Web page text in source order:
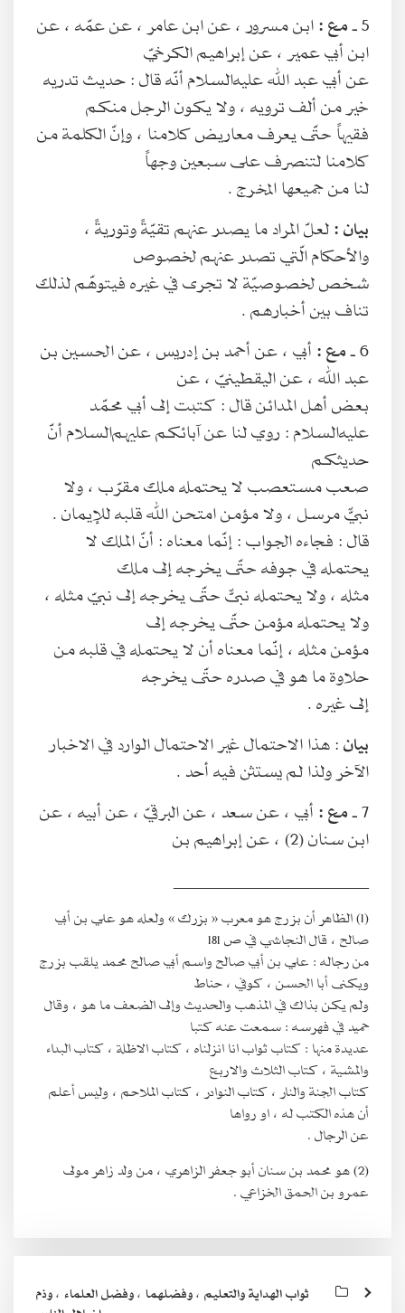
5 ـ مع :ابن مسرور ، عن ابن عامر ، عن عمّه ، عن
ابن أبي عمير ، عن إبراهيم الكرخيّ
عن أبي عبد الله عليه‌السلام أنّه قال : حديث تدريه
خير من ألف ترويه ، ولا يكون الرجل منكم
فقيهاً حتّى يعرف معاريض كلامنا ، وإنّ الكلمة من
كلامنا لتنصرف على سبعين وجهاً
لنا من جميعها المخرج .
بيان :لعلّ المراد ما يصدر عنهم تقيّةً وتوريةً ،
والأحكام الّتي تصدر عنهم لخصوص
شخص لخصوصيّة لا تجرى في غيره فيتوهّم لذلك
تناف بين أخبارهم .
6 ـ مع :أبي ، عن أحمد بن إدريس ، عن الحسين بن
عبد الله ، عن اليقطينيّ ، عن
بعض أهل المدائن قال : كتبت إلى أبي محمّد
عليه‌السلام : روي لنا عن آبائكم عليهم‌السلام أنّ
حديثكم
صعب مستعصب لا يحتمله ملك مقرّب ، ولا
نبيٌّ مرسل ، ولا مؤمن امتحن الله قلبه للإيمان .
قال : فجاءه الجواب : إنّما معناه : أنّ الملك لا
يحتمله في جوفه حتّى يخرجه إلى ملك
مثله ، ولا يحتمله نبىٌّ حتّى يخرجه إلى نبيّ مثله ،
ولا يحتمله مؤمن حتّى يخرجه إلى
مؤمن مثله ، إنّما معناه أن لا يحتمله في قلبه من
حلاوة ما هو في صدره حتّى يخرجه
إلى غيره .
بيان: هذا الاحتمال غير الاحتمال الوارد في الاخبار
الآخر ولذا لم يستثن فيه أحد .
7 ـ مع :أبي ، عن سعد ، عن البرقيّ ، عن أبيه ، عن
ابن سنان (2) ، عن إبراهيم بن
(1) الظاهر أن بزرج هو معرب « بزرك » ولعله هو علي بن أبي
صالح ، قال النجاشي في ص 181
من رجاله : علي بن أبي صالح واسم أبي صالح محمد يلقب بزرج
ويكنى أبا الحسن ، كوفي ، حناط
ولم يكن بذاك في المذهب والحديث وإلى الضعف ما هو ، وقال
حميد في فهرسه : سمعت عنه كتبا
عديدة منها : كتاب ثواب انا انزلناه ، كتاب الاظلة ، كتاب البداء
والمشية ، كتاب الثلاث والاربع
كتاب الجنة والنار ، كتاب النوادر ، كتاب الملاحم ، وليس أعلم
أن هذه الكتب له ، او رواها
عن الرجال .
(2) هو محمد بن سنان أبو جعفر الزاهري ، من ولد زاهر مولى
عمرو بن الحمق الخزاعي .
ثواب الهداية والتعليم ، وفضلهما ، وفضل العلماء ، وذم